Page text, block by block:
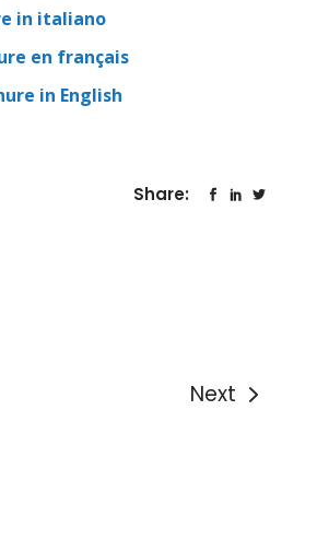
in italiano
en français
in English
Share:
Next